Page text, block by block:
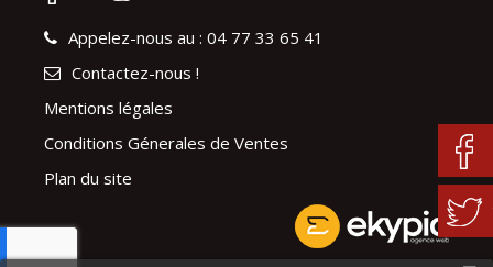
Appelez-nous au : 04 77 33 65 41
Contactez-nous !
Mentions légales
Conditions Génerales de Ventes
Plan du site